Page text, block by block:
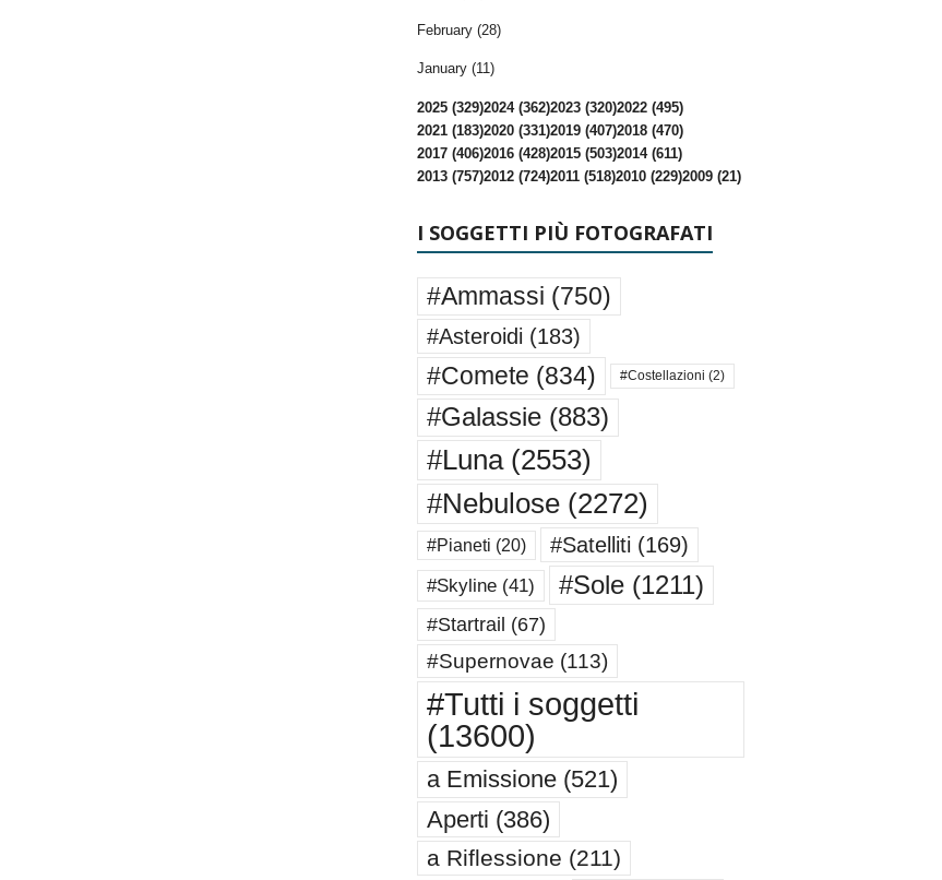
February (28)
January (11)
2025 (329)2024 (362)2023 (320)2022 (495)
2021 (183)2020 (331)2019 (407)2018 (470)
2017 (406)2016 (428)2015 (503)2014 (611)
2013 (757)2012 (724)2011 (518)2010 (229)2009 (21)
I SOGGETTI PIÙ FOTOGRAFATI
#Ammassi (750)
#Asteroidi (183)
#Comete (834) #Costellazioni (2)
#Galassie(883)
#Luna(2553)
#Nebulose(2272)
#Pianeti (20) #Satelliti (169)
#Skyline(41) #Sole(1211)
#Startrail (67)
#Supernovae (113)
#Tutti i soggetti
(13600)
a Emissione(521)
Aperti (386)
a Riflessione (211)